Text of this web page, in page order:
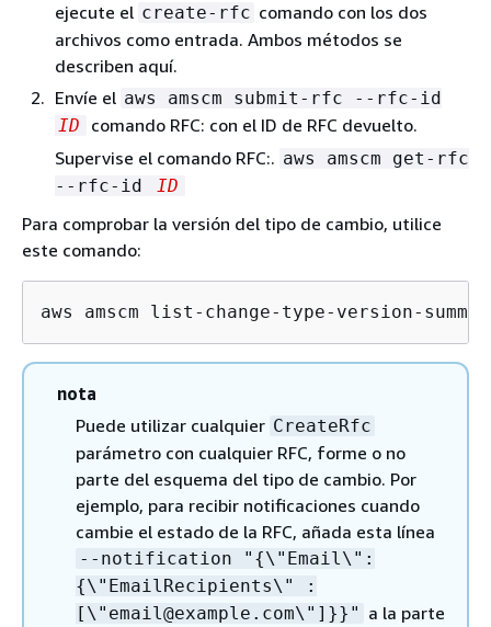
ejecute el create-rfc comando con los dos
archivos como entrada. Ambos métodos se
describen aquí.
Envíe el aws amscm submit-rfc --rfc-id
ID
comando RFC: con el ID de RFC devuelto.
Supervise el comando RFC:. aws amscm get-rfc
--rfc-id
ID
Para comprobar la versión del tipo de cambio, utilice
este comando:
aws amscm list-change-type-version-
nota
Puede utilizar cualquier CreateRfc
parámetro con cualquier RFC, forme o no
parte del esquema del tipo de cambio. Por
ejemplo, para recibir notificaciones cuando
cambie el estado de la RFC, añada esta línea
--notification " {\"Email\":
{\"EmailRecipients\" :
[\"email@example.com\"]}}" a la parte